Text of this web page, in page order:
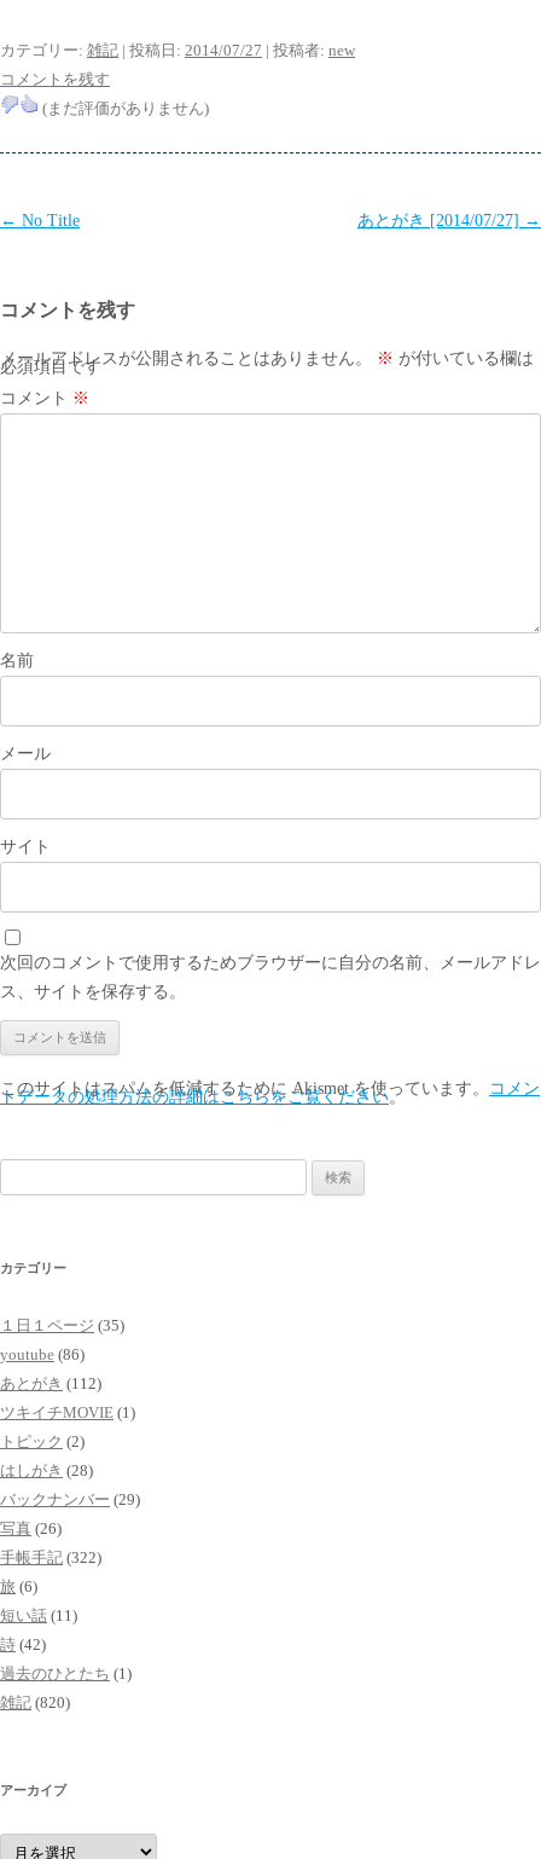
カテゴリー: 雑記 | 投稿日: 2014/07/27 | 投稿者: new
コメントを残す
(まだ評価がありません)
投
ビ
ゲ
ー
← No Title あとがき [2014/07/27] →
コメントを残す
メールアドレスが公開されることはありません。 ※ が付いている欄は
必須項目です
コメント ※
名前
メール
サイト
次回のコメントで使用するためブラウザーに自分の名前、メールアドレ
ス、サイトを保存する。
このサイトはスパムを低減するために Akismet を使っています。 コメン
トデータの処理方法の詳細はこちらをご覧ください。
索:
カテゴリー
１日１ページ (35)
youtube (86)
あとがき (112)
ツキイチMOVIE (1)
トピック (2)
はしがき (28)
バックナンバー (29)
写真 (26)
手帳手記 (322)
旅 (6)
短い話 (11)
詩 (42)
過去のひとたち (1)
雑記 (820)
アーカイブ
ア